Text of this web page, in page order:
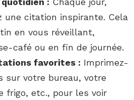
une citation inspirante. Cela
en vous réveillant,
café ou en fin de journée.
favorites : Imprimez-
sur votre bureau, votre
frigo, etc., pour les voir